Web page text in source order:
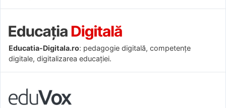
Educatia-Digitala.ro: pedagogie digitală, competențe
digitale, digitalizarea educației.